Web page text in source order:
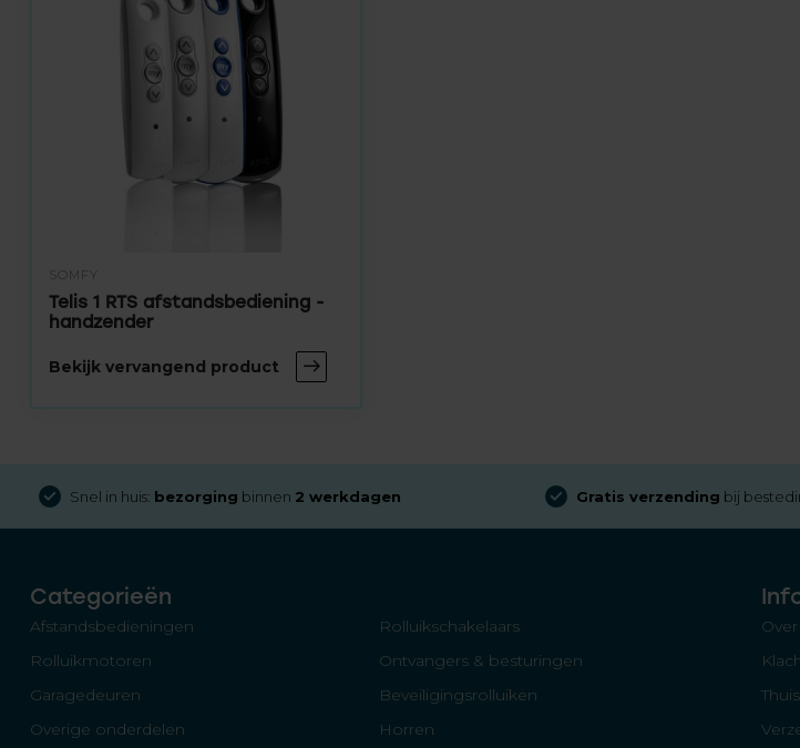
SOMFY
Telis 1 RTS afstandsbediening -
handzender
Bekijk vervangend product
Snel in huis: bezorging binnen 2 werkdagen Gratis verzending bij
Categorieën
Afstandsbedieningen
Rolluikschakelaars
Rolluikmotoren
Ontvangers & besturingen
Garagedeuren
Beveiligingsrolluiken
Overige onderdelen
Horren